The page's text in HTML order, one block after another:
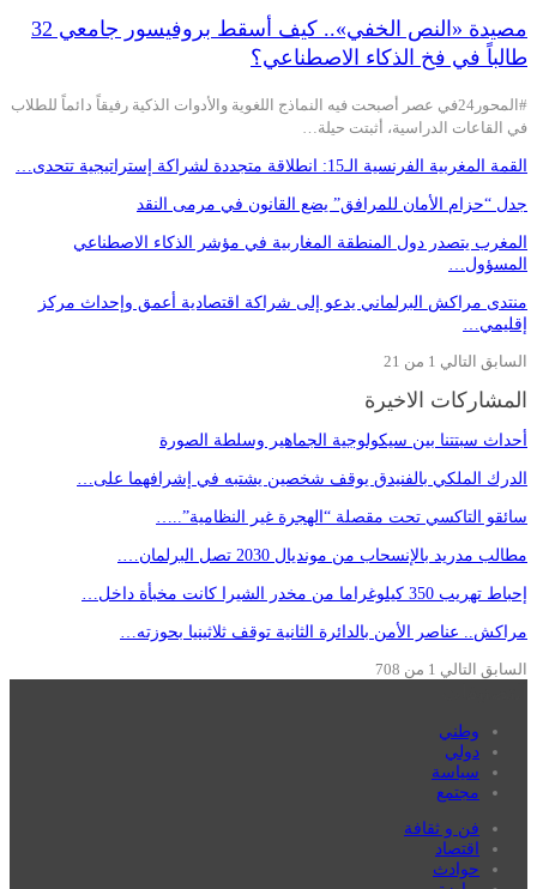
مصيدة «النص الخفي».. كيف أسقط بروفيسور جامعي 32
طالباً في فخ الذكاء الاصطناعي؟
#المحور24 ​في عصر أصبحت فيه النماذج اللغوية والأدوات الذكية رفيقاً دائماً للطلاب
في القاعات الدراسية، أثبتت حيلة…
القمة المغربية الفرنسية الـ15: انطلاقة متجددة لشراكة إستراتيجية تتحدى…
جدل “حزام الأمان للمرافق” يضع القانون في مرمى النقد
المغرب يتصدر دول المنطقة المغاربية في مؤشر الذكاء الاصطناعي
المسؤول…
منتدى مراكش البرلماني يدعو إلى شراكة اقتصادية أعمق وإحداث مركز
إقليمي…
السابق التالي 1 من 21
المشاركات الاخيرة
أحداث سبتتنا بين سيكولوجية الجماهير وسلطة الصورة
الدرك الملكي بالفنيدق يوقف شخصين يشتبه في إشرافهما على…
سائقو التاكسي تحت مقصلة “الهجرة غير النظامية”..…
مطالب مدريد بالإنسحاب من مونديال 2030 تصل البرلمان….
إحباط تهريب 350 كيلوغراما من مخدر الشيرا كانت مخبأة داخل…
مراكش.. عناصر الأمن بالدائرة الثانية توقف ثلاثينيا بحوزته…
السابق التالي 1 من 708
وطني
دولي
سياسة
مجتمع
فن و ثقافة
اقتصاد
حوادث